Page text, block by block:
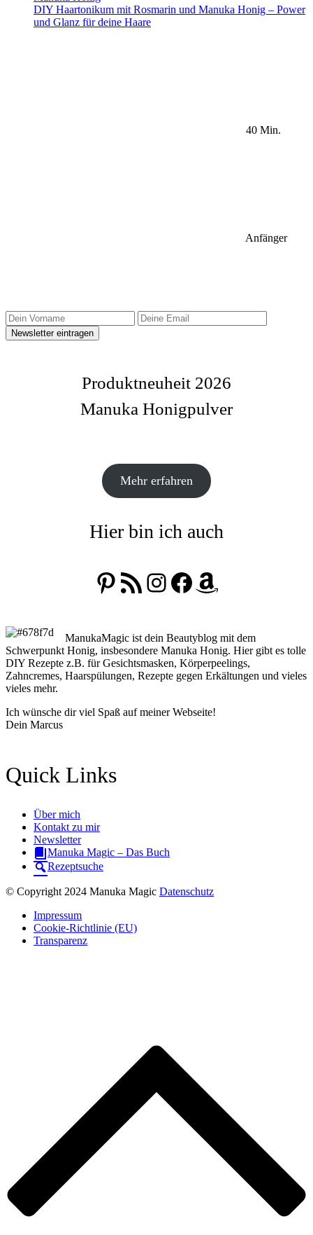
DIY Haartonikum mit Rosmarin und Manuka Honig – Power
und Glanz für deine Haare
40 Min.
Anfänger
Produktneuheit 2026
Manuka Honigpulver
Mehr erfahren
Hier bin ich auch
Pinterest
RSS-FeedInstagram
Facebook
Amazon
ManukaMagic ist dein Beautyblog mit dem
Schwerpunkt Honig, insbesondere Manuka Honig. Hier gibt es tolle
DIY Rezepte z.B. für Gesichtsmasken, Körperpeelings,
Zahncremes, Haarspülungen, Rezepte gegen Erkältungen und vieles
vieles mehr.
Ich wünsche dir viel Spaß auf meiner Webseite!
Dein Marcus
Quick Links
Über mich
Kontakt zu mir
Newsletter
Manuka Magic – Das Buch
Rezeptsuche
© Copyright 2024 Manuka Magic Datenschutz
Impressum
Cookie-Richtlinie (EU)
Transparenz